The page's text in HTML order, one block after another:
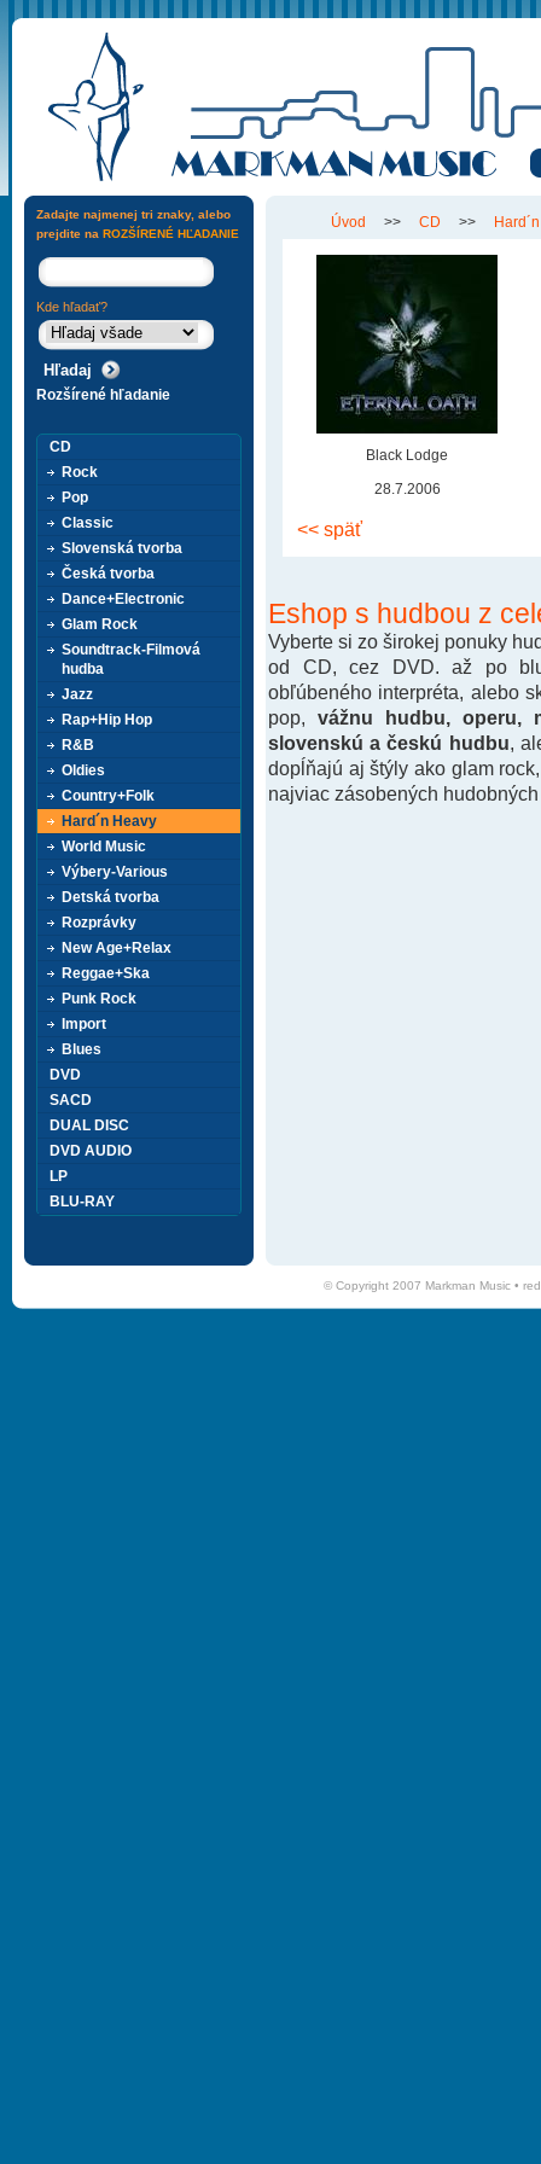
Úvod >> CD >>
Black Lodge
28.7.2006
<< späť
Eshop s hudbou z
Vyberte si zo širokej ponuky
od CD, cez DVD. až po
obľúbeného interpréta, alebo
pop, vážnu hudbu, operu,
slovenskú a českú hudbu ,
dopĺňajú aj štýly ako glam
najviac zásobených
Zadajte najmenej tri znaky, alebo
prejdite na ROZŠÍRENÉ HĽADANIE
Kde hľadať?
Rozšírené hľadanie
CD
Rock
Pop
Classic
Slovenská tvorba
Česká tvorba
Dance+Electronic
Glam Rock
Soundtrack-Filmová
hudba
Jazz
Rap+Hip Hop
R&B
Oldies
Country+Folk
Hard´n Heavy
World Music
Výbery-Various
Detská tvorba
Rozprávky
New Age+Relax
Reggae+Ska
Punk Rock
Import
Blues
DVD
SACD
DUAL DISC
DVD AUDIO
LP
BLU-RAY
© Copyright 2007 Markman Music •